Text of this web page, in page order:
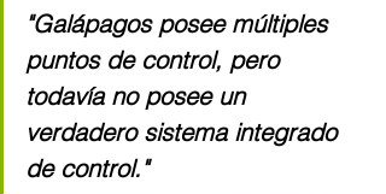
"Galápagos posee múltiples
puntos de control, pero
todavía no posee un
verdadero sistema integrado
de control."